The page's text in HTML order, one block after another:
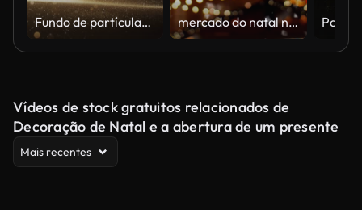
Fundo de partículas abstrato bonito, animação perfeitamente loopable - versão cor de ouro - glitter, Natal, luxo mercado do natal na cidade velha em tallinn
Vídeos de stock gratuitos relacionados de
Decoração de Natal e a abertura de um presente
Mais recentes